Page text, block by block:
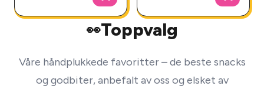
👀Toppvalg
Våre håndplukkede favoritter – de beste snacks
og godbiter, anbefalt av oss og elsket av